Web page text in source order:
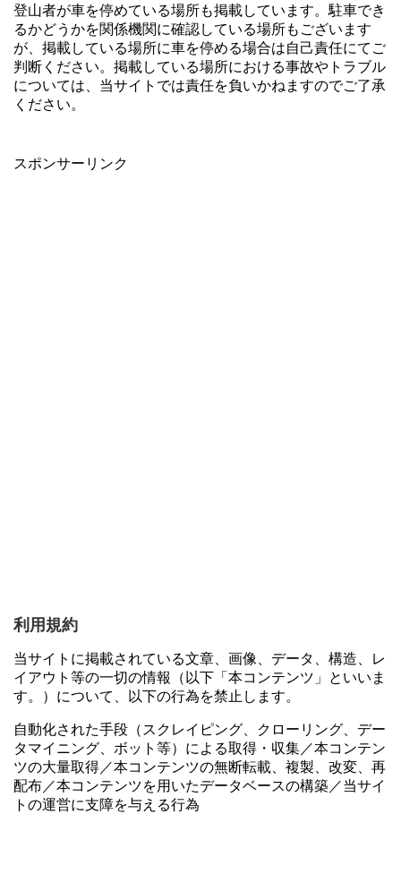
登山者が車を停めている場所も掲載しています。駐車でき
るかどうかを関係機関に確認している場所もございます
が、掲載している場所に車を停める場合は自己責任にてご
判断ください。掲載している場所における事故やトラブル
については、当サイトでは責任を負いかねますのでご了承
ください。
スポンサーリンク
利用規約
当サイトに掲載されている文章、画像、データ、構造、レ
イアウト等の一切の情報（以下「本コンテンツ」といいま
す。）について、以下の行為を禁止します。
自動化された手段（スクレイピング、クローリング、デー
タマイニング、ボット等）による取得・収集／本コンテン
ツの大量取得／本コンテンツの無断転載、複製、改変、再
配布／本コンテンツを用いたデータベースの構築／当サイ
トの運営に支障を与える行為